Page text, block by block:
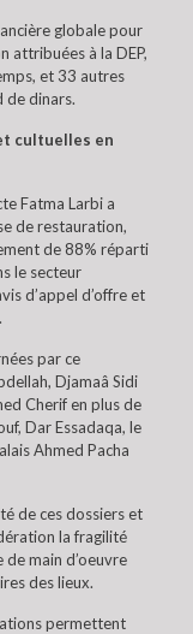
globale pour
attribuées à la DEP,
et 33 autres
de dinars.
cultuelles en
Fatma Larbi a
de restauration,
de 88% réparti
le secteur
d’appel d’offre et
par ce
Djamaâ Sidi
Cherif en plus de
Dar Essadaqa, le
Ahmed Pacha
de ces dossiers et
la fragilité
main d’oeuvre
des lieux.
permettent